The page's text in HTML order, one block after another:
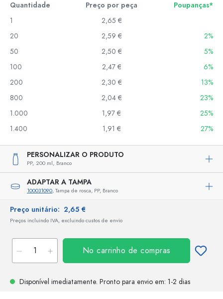
Quantidade Preço por peça
Poupanças*
1
2,65 €
20
2,59 €
2%
50
2,50 €
5%
100
2,47 €
6%
200
2,30 €
13%
800
2,04 €
23%
1.000
1,97 €
25%
1.400
1,91 € 27%
PERSONALIZAR O PRODUTO
PP, 200 ml, Branco
ADAPTAR A TAMPA
100031090, Tampa de rosca, PP, Branco
Preço unitário: 2,65 €
Preços incluindo IVA, excluindo custos de envio
No carrinho de compras
Disponível imediatamente. Pronto para envio em: 1-2 dias